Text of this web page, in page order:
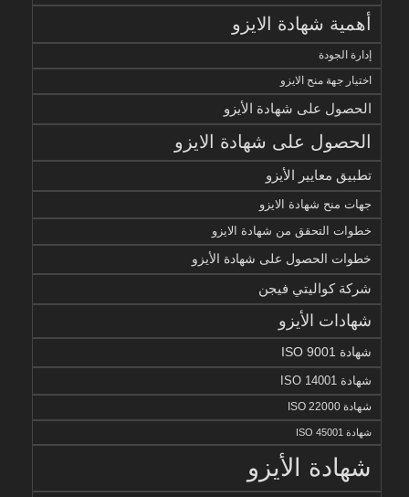
أهمية شهادة الايزو
إدارة الجودة
اختيار جهة منح الايزو
الحصول على شهادة الأيزو
الحصول على شهادة الايزو
تطبيق معايير الأيزو
جهات منح شهادة الايزو
خطوات التحقق من شهادة الايزو
خطوات الحصول على شهادة الأيزو
شركة كواليتي فيجن
شهادات الأيزو
شهادة ISO 9001
شهادة ISO 14001
شهادة ISO 22000
شهادة ISO 45001
شهادة الأيزو